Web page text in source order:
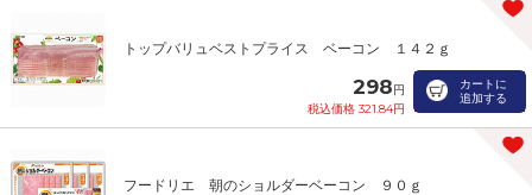
トップバリュベストプライス ベーコン １４２ｇ
298円
税込価格 321.84円
カートに
追加する
フードリエ 朝のショルダーベーコン ９０ｇ